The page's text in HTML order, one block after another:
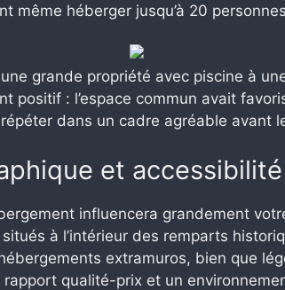
même héberger jusqu’à 20
grande propriété avec piscine à
positif : l’espace commun avait
dans un cadre agréable avant
et accessibilité
influencera grandement
à l’intérieur des remparts
extramuros, bien que
qualité-prix et un